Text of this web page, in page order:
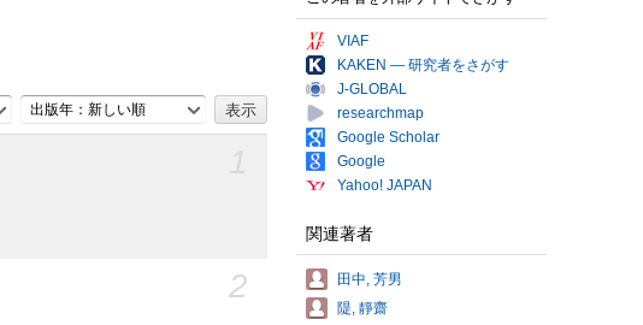
出版年：新しい順
2
VIAF
KAKEN — 研究者をさがす
J-GLOBAL
researchmap
Google Scholar
Google
Yahoo! JAPAN
関連著者
田中, 芳男
隄, 靜齋